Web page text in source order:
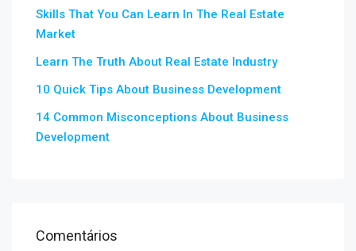
Skills That You Can Learn In The Real Estate
Market
Learn The Truth About Real Estate Industry
10 Quick Tips About Business Development
14 Common Misconceptions About Business
Development
Comentários